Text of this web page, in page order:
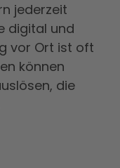
jederzeit
digital und
vor Ort ist oft
können
die